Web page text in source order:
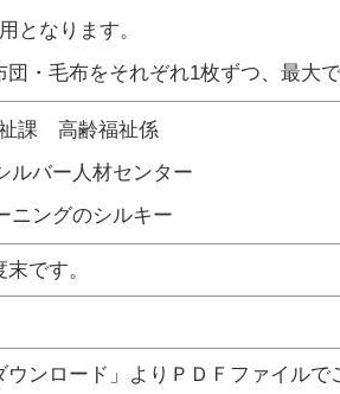
となります。
・毛布をそれぞれ1枚ずつ、最大で
祉課 高齢福祉係
ルバー人材センター
ニングのシルキー
です。
ンロード」よりＰＤＦファイルで